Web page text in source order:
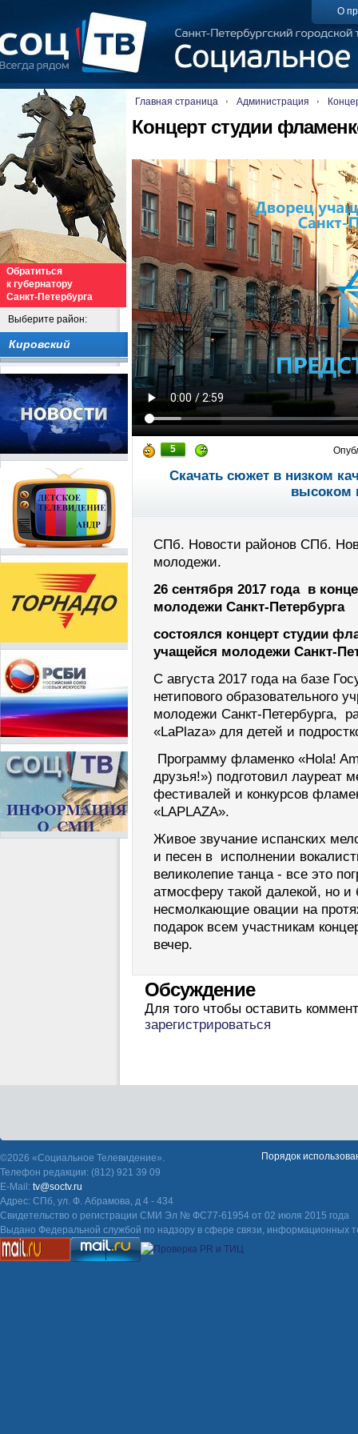
О
Обратиться
к губернатору
Санкт-Петербурга
Выберите район:
Кировский
Главная страница Администрация
Концерт студии
5
Скачать сюжет в низком
высоком
СПб. Новости районов СПб.
молодежи.
26 сентября 2017 года в
молодежи Санкт-Петербурга
состоялся концерт студии
учащейся молодежи Санкт-
С августа 2017 года на базе
нетипового образовательного
молодежи Санкт-Петербурга,
«LaPlaza» для детей и
Программу фламенко «Hola!
друзья!») подготовил лауреат
фестивалей и конкурсов
«LAPLAZA».
Живое звучание испанских
и песен в исполнении
великолепие танца - все это
атмосферу такой далекой, но
несмолкающие овации на
подарок всем участникам
вечер.
Обсуждение
Для того чтобы оставить
зарегистрироваться
©2026 «Социальное Телевидение».
Телефон редакции: (812) 921 39 09
E-Mail: tv@soctv.ru
Адрес: СПб, ул. Ф. Абрамова, д 4 - 434
Свидетельство о регистрации СМИ Эл № ФС77-61954 от 02 июля 2015 года
Выдано Федеральной службой по надзору в сфере связи, информационных
Порядок